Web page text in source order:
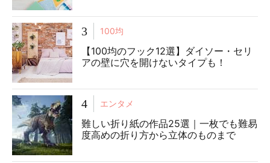
3 100均
【100均のフック12選】ダイソー・セリ
アの壁に穴を開けないタイプも！
4 エンタメ
難しい折り紙の作品25選｜一枚でも難易
度高めの折り方から立体のものまで